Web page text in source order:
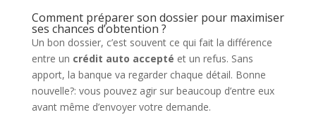
Comment préparer son dossier pour maximiser
ses chances d’obtention ?
Un bon dossier, c’est souvent ce qui fait la différence
entre un crédit auto accepté et un refus. Sans
apport, la banque va regarder chaque détail. Bonne
nouvelle?: vous pouvez agir sur beaucoup d’entre eux
avant même d’envoyer votre demande.